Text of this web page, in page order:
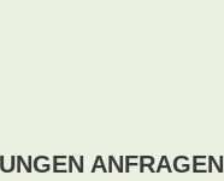
ANFRAGEN